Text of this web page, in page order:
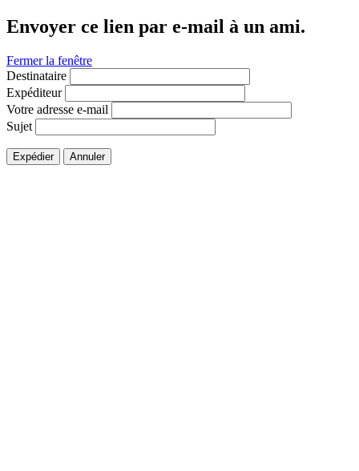
Envoyer ce lien par e-mail à un ami.
Fermer la fenêtre
Destinataire
Expéditeur
Votre adresse e-mail
Sujet
Expédier Annuler